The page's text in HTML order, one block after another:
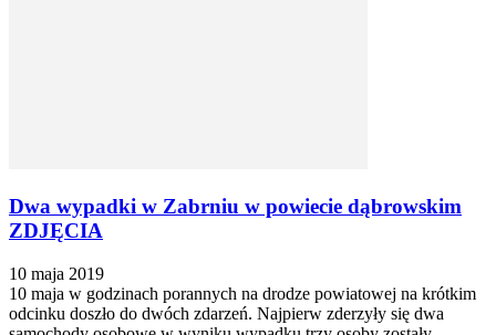
Dwa wypadki w Zabrniu w powiecie dąbrowskim
ZDJĘCIA
10 maja 2019
10 maja w godzinach porannych na drodze powiatowej na krótkim
odcinku doszło do dwóch zdarzeń. Najpierw zderzyły się dwa